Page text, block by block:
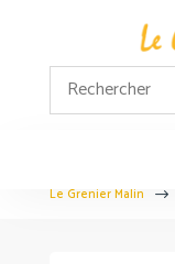
Le Grenier Malin $